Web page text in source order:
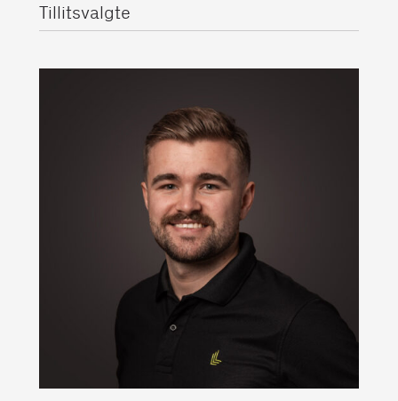
Tillitsvalgte